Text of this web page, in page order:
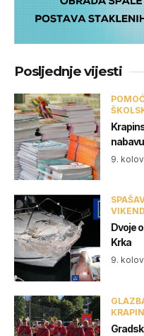
Posljednje vijesti
9.
VIKEND
Dvoje
Krka
9.